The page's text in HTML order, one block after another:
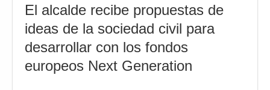
El alcalde recibe propuestas de
ideas de la sociedad civil para
desarrollar con los fondos
europeos Next Generation